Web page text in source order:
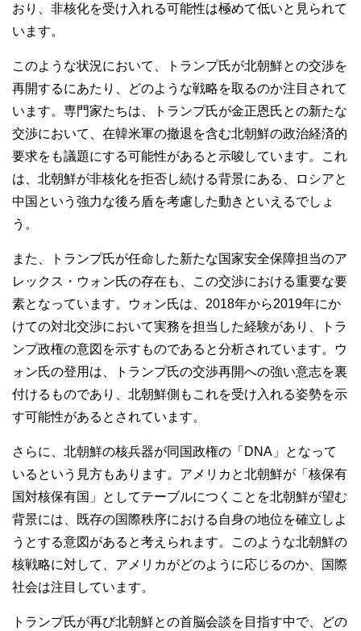
おり、非核化を受け入れる可能性は極めて低いと見られて
います。
このような状況において、トランプ氏が北朝鮮との交渉を
再開するにあたり、どのような戦略を取るのか注目されて
います。専門家たちは、トランプ氏が金正恩氏との新たな
交渉において、在韓米軍の撤退を含む北朝鮮の政治経済的
要求をも議題にする可能性があると示唆しています。これ
は、北朝鮮が非核化を拒否し続ける背景にある、ロシアと
中国という強力な後ろ盾を考慮した動きといえるでしょ
う。
また、トランプ氏が任命した新たな国家安全保障担当のア
レックス・ウォン氏の存在も、この交渉における重要な要
素となっています。ウォン氏は、2018年から2019年にか
けての対北交渉において実務を担当した経験があり、トラ
ンプ政権の意図を示すものであると分析されています。ウ
ォン氏の登用は、トランプ氏の交渉再開への強い意志を裏
付けるものであり、北朝鮮側もこれを受け入れる姿勢を示
す可能性があるとされています。
さらに、北朝鮮の核兵器が同国政権の「DNA」となって
いるという見方もあります。アメリカと北朝鮮が「核保有
国対核保有国」としてテーブルにつくことを北朝鮮が望む
背景には、既存の国際秩序における自身の地位を確立しよ
うとする意図があると考えられます。このような北朝鮮の
核戦略に対して、アメリカがどのように応じるのか、国際
社会は注目しています。
トランプ氏が再び北朝鮮との首脳会談を目指す中で、どの